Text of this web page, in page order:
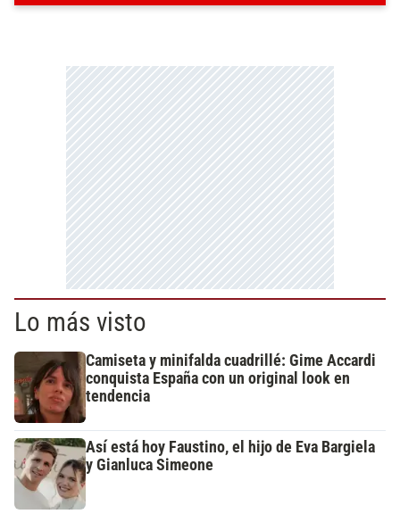
Lo más visto
Camiseta y minifalda cuadrillé: Gime Accardi
conquista España con un original look en
tendencia
Así está hoy Faustino, el hijo de Eva Bargiela
y Gianluca Simeone